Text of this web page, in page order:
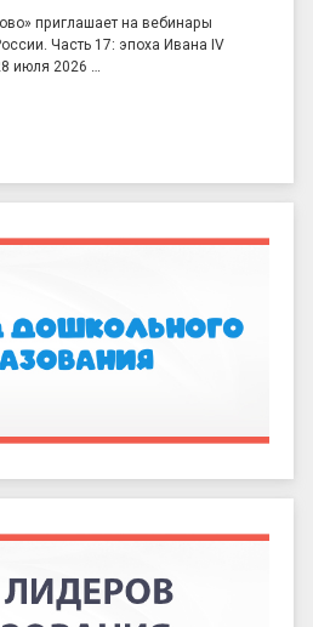
приглашает на вебинары
Часть 17: эпоха Ивана IV
июля 2026 …